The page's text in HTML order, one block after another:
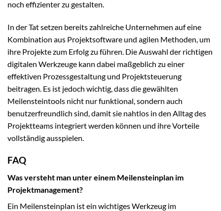
noch effizienter zu gestalten.
In der Tat setzen bereits zahlreiche Unternehmen auf eine
Kombination aus Projektsoftware und agilen Methoden, um
ihre Projekte zum Erfolg zu führen. Die Auswahl der richtigen
digitalen Werkzeuge kann dabei maßgeblich zu einer
effektiven Prozessgestaltung und Projektsteuerung
beitragen. Es ist jedoch wichtig, dass die gewählten
Meilensteintools nicht nur funktional, sondern auch
benutzerfreundlich sind, damit sie nahtlos in den Alltag des
Projektteams integriert werden können und ihre Vorteile
vollständig ausspielen.
FAQ
Was versteht man unter einem Meilensteinplan im
Projektmanagement?
Ein Meilensteinplan ist ein wichtiges Werkzeug im